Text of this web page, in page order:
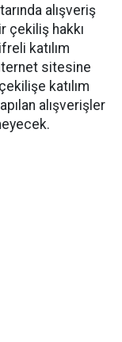
alışveriş
çekiliş hakkı
katılım
sitesine
katılım
alışverişler